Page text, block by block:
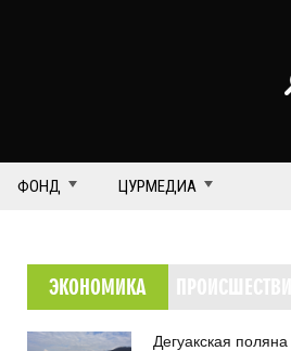
ФОНД ЦУРМЕДИА
ЭКОНОМИКА
Дегуакская поляна